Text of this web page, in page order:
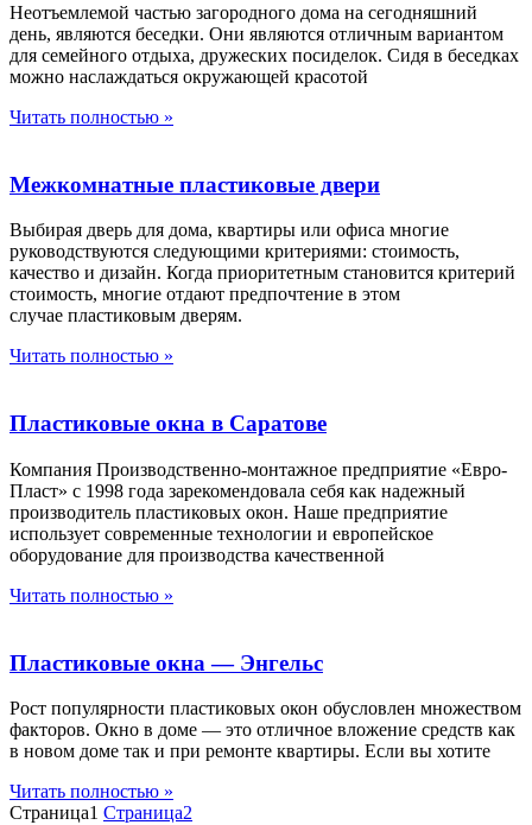
Неотъемлемой частью загородного дома на сегодняшний
день, являются беседки. Они являются отличным вариантом
для семейного отдыха, дружеских посиделок. Сидя в беседках
можно наслаждаться окружающей красотой
Читать полностью »
Межкомнатные пластиковые двери
Выбирая дверь для дома, квартиры или офиса многие
руководствуются следующими критериями: стоимость,
качество и дизайн. Когда приоритетным становится критерий
стоимость, многие отдают предпочтение в этом
случае пластиковым дверям.
Читать полностью »
Пластиковые окна в Саратове
Компания Производственно-монтажное предприятие «Евро-
Пласт» с 1998 года зарекомендовала себя как надежный
производитель пластиковых окон. Наше предприятие
использует современные технологии и европейское
оборудование для производства качественной
Читать полностью »
Пластиковые окна — Энгельс
Рост популярности пластиковых окон обусловлен множеством
факторов. Окно в доме — это отличное вложение средств как
в новом доме так и при ремонте квартиры. Если вы хотите
Читать полностью »
Страница1 Страница2